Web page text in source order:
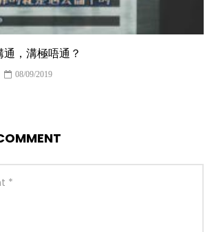
，溝極唔通？
08/09/2019